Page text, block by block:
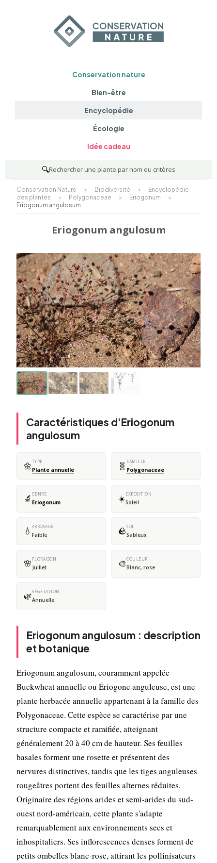
Conservation nature
Bien-être
Encyclopédie
Écologie
Idée cadeau
🔍Rechercher une plante par nom ou critères
Conservation Nature > Biodiversité >
Encyclopédie
des plantes
> Polygonaceae > Eriogonum
>
Eriogonum angulosum
Eriogonum angulosum
Caractéristiques d'Eriogonum
angulosum
🌼TYPE
Plante annuelle 🧬 FAMILLE
Polygonaceae
🔬 GENRE
Eriogonum ☀️EXPOSITION
Soleil
💧 ARROSAGE
Faible 🪨SOL
Sableux
🌸 FLORAISON
Juillet 🎨COULEUR
Blanc, rose
🌿VÉGÉTATION
Annuelle
Eriogonum angulosum : description
et botanique
Eriogonum angulosum, couramment appelée
Buckwheat annuelle ou Ériogone anguleuse, est une
plante herbacée annuelle appartenant à la famille des
Polygonaceae. Cette espèce se caractérise par une
structure compacte et ramifiée, atteignant
généralement 20 à 40 cm de hauteur. Ses feuilles
basales forment une rosette et présentent des
nervures distinctives, tandis que les tiges anguleuses
rougeâtres portent des feuilles alternes réduites.
Originaire des régions arides et semi-arides du sud-
ouest nord-américain, cette plante s'adapte
remarquablement aux environnements secs et
inhospitaliers. Ses inflorescences denses forment de
petits ombelles blanc-rose, attirant les pollinisateurs